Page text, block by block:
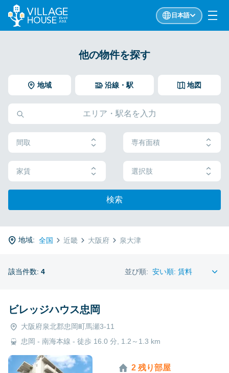
日本語
他の物件を探す
地域 地図
沿線・駅
間取 専有面積
家賃 選択肢
検索
地域: 全国 近畿 大阪府 泉大津
該当件数: 4 並び順:
ビレッジハウス忠岡
大阪府泉北郡忠岡町馬瀬3-11
忠岡 - 南海本線 - 徒歩 16.0 分, 1.2～1.3 km
2 残り部屋